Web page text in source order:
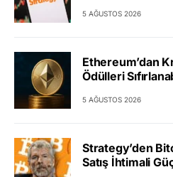
5 AĞUSTOS 2026
Ethereum’dan
Ödülleri
5 AĞUSTOS 2026
Strategy’den
Satış İhtimali